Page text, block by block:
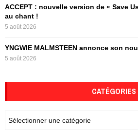
ACCEPT : nouvelle version de « Save
au chant !
5 août 2026
YNGWIE MALMSTEEN annonce son
5 août 2026
CATÉGORIES